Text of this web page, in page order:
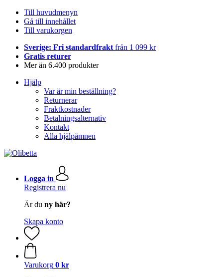
Till huvudmenyn
Gå till innehållet
Till varukorgen
Sverige: Fri standardfrakt från 1 099 kr
Gratis returer
Mer än 6.400 produkter
Hjälp
Var är min beställning?
Returnerar
Fraktkostnader
Betalningsalternativ
Kontakt
Alla hjälpämnen
Logga in
Registrera nu
Är du ny här?
Skapa konto
Varukorg 0 kr